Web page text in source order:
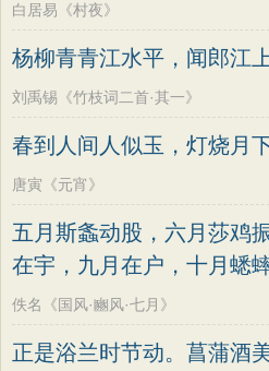
白居易《村夜》
杨柳青青江水平，闻郎江
刘禹锡《竹枝词二首·其一》
春到人间人似玉，灯烧月
唐寅《元宵》
五月斯螽动股，六月莎鸡
在宇，九月在户，十月蟋
佚名《国风·豳风·七月》
正是浴兰时节动。菖蒲酒